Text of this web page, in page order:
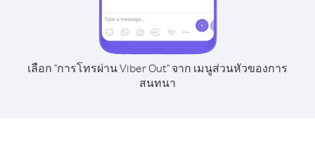
เลือก "การโทรผ่าน Viber Out" จาก เมนูส่วนหัวของการ
สนทนา